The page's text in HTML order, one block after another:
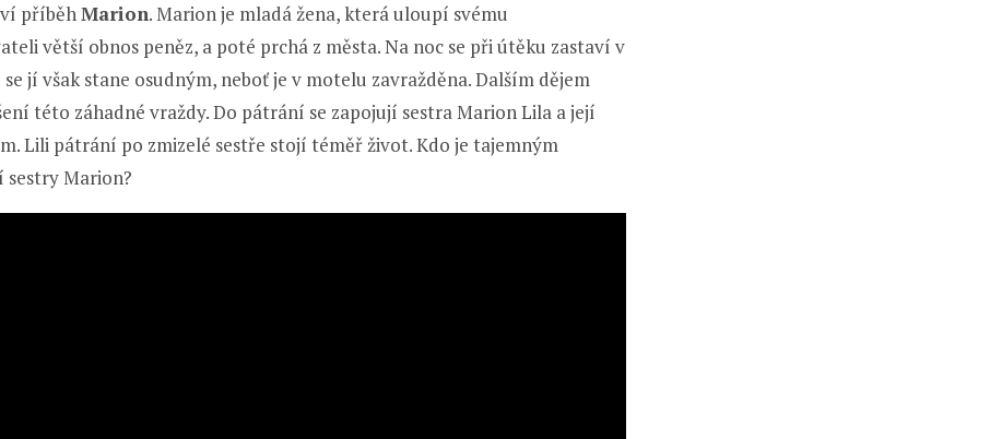
příběhMarion. Marion je mladá žena, která uloupí svému
větší obnos peněz, a poté prchá z města. Na noc se při útěku zastaví v
jí však stane osudným, neboť je v motelu zavražděna. Dalším dějem
této záhadné vraždy. Do pátrání se zapojují sestra Marion Lila a její
Lili pátrání po zmizelé sestře stojí téměř život. Kdo je tajemným
sestry Marion?